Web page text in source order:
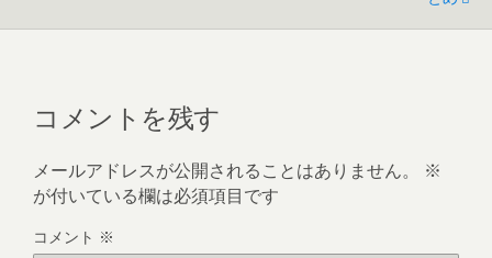
コメントを残す
メールアドレスが公開されることはありません。
※
が付いている欄は必須項目です
コメント ※